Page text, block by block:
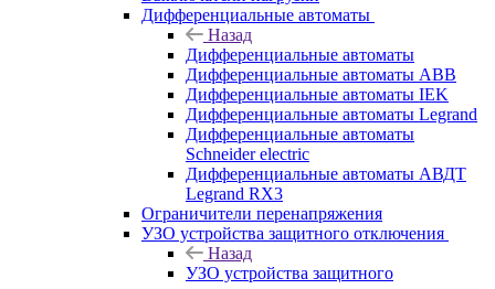
Дифференциальные автоматы
Назад
Дифференциальные автоматы
Дифференциальные автоматы ABB
Дифференциальные автоматы IEK
Дифференциальные автоматы Legrand
Дифференциальные автоматы
Schneider electric
Дифференциальные автоматы АВДТ
Legrand RX3
Ограничители перенапряжения
УЗО устройства защитного отключения
Назад
УЗО устройства защитного